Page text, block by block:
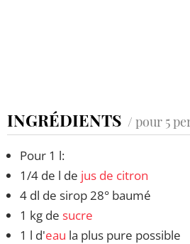
INGRÉDIENTS / pour 5
Pour 1 l:
1/4 de l de jus de citron
4 dl de sirop 28° baumé
1 kg de sucre
1 l d'eau la plus pure possible